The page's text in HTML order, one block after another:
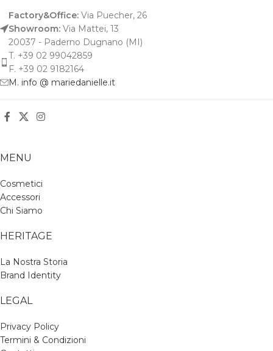
Factory&Office: Via Puecher, 26
Showroom: Via Mattei, 13
20037 - Paderno Dugnano (MI)
T. +39 02 99042859
F. +39 02 9182164
M. info @ mariedanielle.it
MENU
Cosmetici
Accessori
Chi Siamo
HERITAGE
La Nostra Storia
Brand Identity
LEGAL
Privacy Policy
Termini & Condizioni